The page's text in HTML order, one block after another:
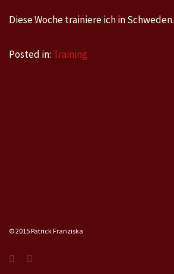
Diese Woche trainiere ich in Schweden.
Posted in: Training
© 2015 Patrick Franziska